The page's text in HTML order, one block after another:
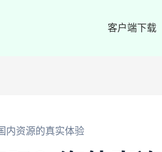
客户端下载
内资源的真实体验